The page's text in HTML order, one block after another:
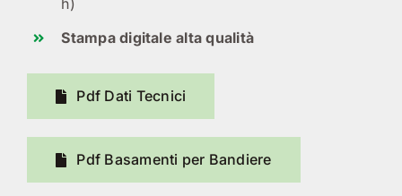
h)
Stampa digitale alta qualità
Pdf Dati Tecnici
Pdf Basamenti per Bandiere